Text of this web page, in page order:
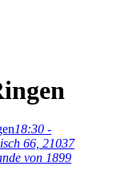
18:30 -
66, 21037
von 1899